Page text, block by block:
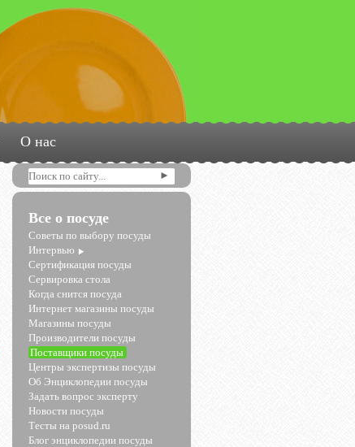
О нас
Все о посуде
Советы по выбору посуды
Интервью
Сертификация посуды
Сервировка стола
Когда снится посуда
Интернет магазины посуды
Магазины посуды
Производители посуды
Поставщики посуды
Центры экспертизы посуды
Об Энциклопедии посуды
Задать вопрос эксперту
Новости посуды
Тесты на posud.ru
Блог энциклопедии посуды